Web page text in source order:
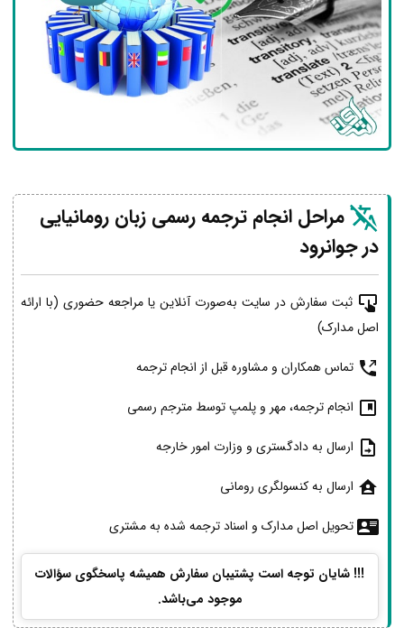
مراحل انجام ترجمه رسمی زبان رومانیایی
در جوانرود
ثبت سفارش در سایت به‌صورت آنلاین یا مراجعه حضوری (با ارائه
اصل مدارک)
تماس همکاران و مشاوره قبل از انجام ترجمه
انجام ترجمه، مهر و پلمپ توسط مترجم رسمی
ارسال به دادگستری و وزارت امور خارجه
ارسال به کنسولگری رومانی
تحویل اصل مدارک و اسناد ترجمه شده به مشتری
!!! شایان توجه است پشتیبان سفارش همیشه پاسخگوی سؤالات
موجود می‌باشد.